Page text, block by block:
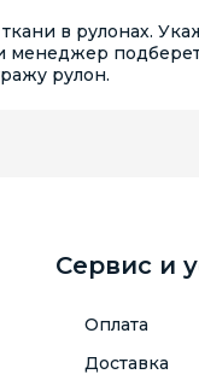
в рулонах.
менеджер
рулон.
Сервис и
Оплата
Доставка